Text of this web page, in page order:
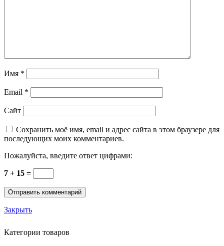
Имя *
Email *
Сайт
Сохранить моё имя, email и адрес сайта в этом браузере для
последующих моих комментариев.
Пожалуйста, введите ответ цифрами:
7 + 15 =
Закрыть
Категории товаров